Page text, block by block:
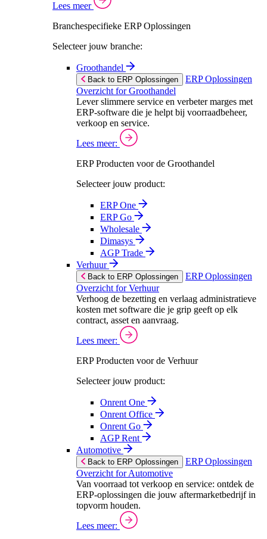
Lees meer
Branchespecifieke ERP Oplossingen
Selecteer jouw branche:
Groothandel
Back to ERP Oplossingen
ERP Oplossingen
Overzicht for Groothandel
Lever slimmere service en verbeter marges met
ERP-software die je helpt bij voorraadbeheer,
verkoop en service.
Lees meer:
ERP Producten voor de Groothandel
Selecteer jouw product:
ERP One
ERP Go
Wholesale
Dimasys
AGP Trade
Verhuur
Back to ERP Oplossingen
ERP Oplossingen
Overzicht for Verhuur
Verhoog de bezetting en verlaag administratieve
kosten met software die je grip geeft op elk
contract, asset en aanvraag.
Lees meer:
ERP Producten voor de Verhuur
Selecteer jouw product:
Onrent One
Onrent Office
Onrent Go
AGP Rent
Automotive
Back to ERP Oplossingen
ERP Oplossingen
Overzicht for Automotive
Van voorraad tot verkoop en service: ontdek de
ERP-oplossingen die jouw aftermarketbedrijf in
topvorm houden.
Lees meer: